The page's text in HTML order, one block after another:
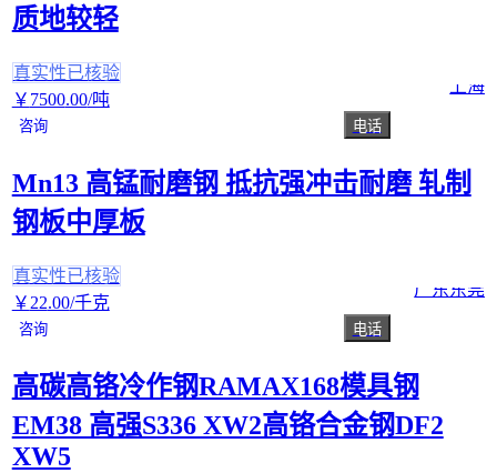
质地较轻
真实性已核验
￥ 7500.00/吨
上海
咨询 电话
Mn13 高锰耐磨钢 抵抗强冲击耐磨 轧制
钢板中厚板
真实性已核验
￥ 22.00/千克
广东东莞
咨询 电话
高碳高铬冷作钢RAMAX168模具钢
EM38 高强S336 XW2高铬合金钢DF2
XW5